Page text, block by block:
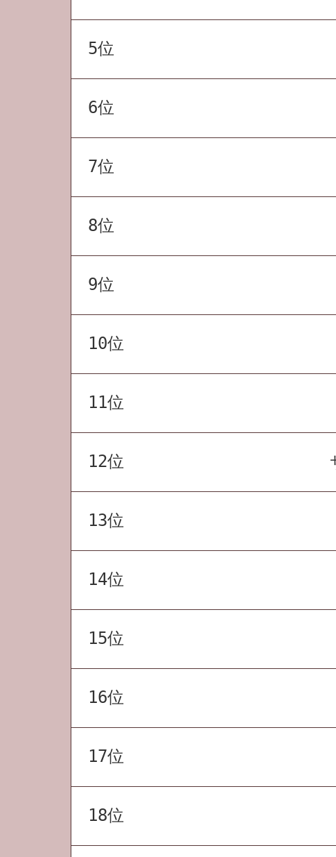
5位
6位
7位
8位
9位
10位
11位
12位
13位
14位
15位
16位
17位
18位